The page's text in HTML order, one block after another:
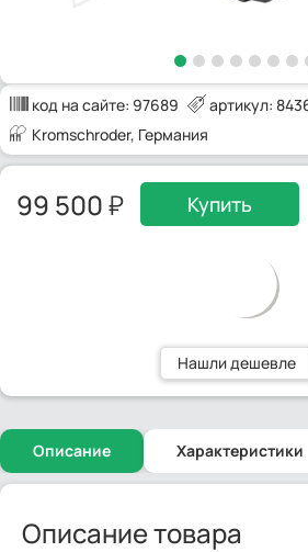
код на сайте: 97689
артикул:
Kromschroder, Германия
99 500 Купить
Нашли дешевле
Описание Характеристики
Описание товара